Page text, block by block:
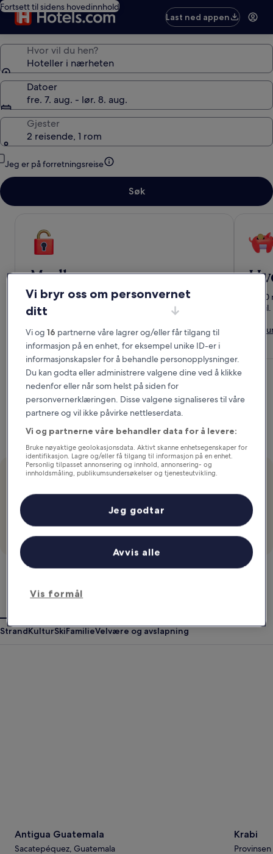
Fortsett til sidens hovedinnhold
Last ned appen
Hvor vil du hen?
Hoteller i nærheten
Datoer
fre. 7. aug. - lør. 8. aug.
Gjester
2 reisende, 1 rom
Jeg er på forretningsreise
Søk
Medlemmer sparer
opptil 20 %
Få rabatt på hoteller i dag.
Bli medlem gratis
Bo
du vil.
Slik
I fokus
Litt lenger ferie?
Du får 1 natt i Hotels.comCash etter 10 netter.
Din stil. Disse stedene. En perfekt
match.
Gjennomsnittspriser basert på inneværende kalendermåned
StrandKulturSkiFamilieVelvære og avslapning
Antigua Guatemala
Sacatepéquez, Guatemala
Krabi
Vi bryr oss om personvernet
ditt
Vi og 16 partnerne våre lagrer og/eller får tilgang til
informasjon på en enhet, for eksempel unike ID-er i
informasjonskapsler for å behandle personopplysninger.
Du kan godta eller administrere valgene dine ved å klikke
nedenfor eller når som helst på siden for
personvernerklæringen. Disse valgene signaliseres til våre
partnere og vil ikke påvirke nettleserdata.
Vi og partnerne våre behandler data for å levere:
Bruke nøyaktige geolokasjonsdata. Aktivt skanne enhetsegenskaper for
identifikasjon. Lagre og/eller få tilgang til informasjon på en enhet.
Personlig tilpasset annonsering og innhold, annonsering- og
innholdsmåling, publikumsundersøkelser og tjenesteutvikling.
Vis formål
Avvis alle
Jeg godtar